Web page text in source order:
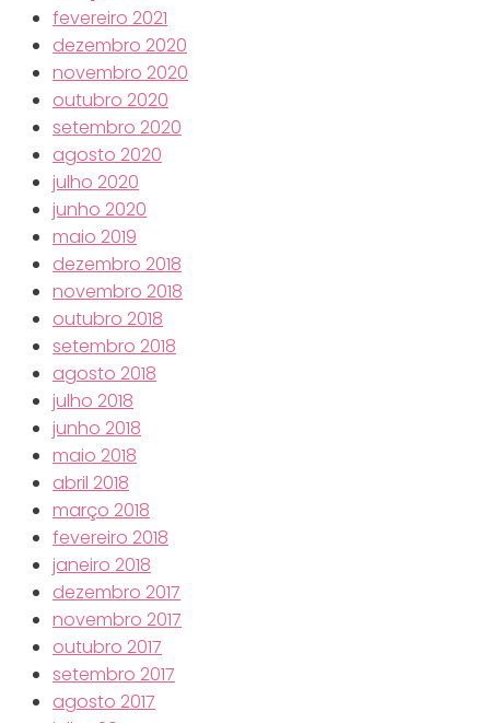
fevereiro 2021
dezembro 2020
novembro 2020
outubro 2020
setembro 2020
agosto 2020
julho 2020
junho 2020
maio 2019
dezembro 2018
novembro 2018
outubro 2018
setembro 2018
agosto 2018
julho 2018
junho 2018
maio 2018
abril 2018
março 2018
fevereiro 2018
janeiro 2018
dezembro 2017
novembro 2017
outubro 2017
setembro 2017
agosto 2017